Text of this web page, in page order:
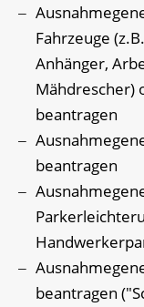
Fahrzeuge
Anhänger,
Mähdrescher)
beantragen
beantragen
beantragen